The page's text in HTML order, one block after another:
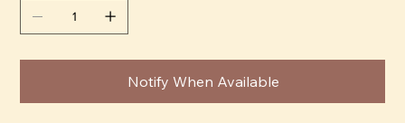
Notify When Available